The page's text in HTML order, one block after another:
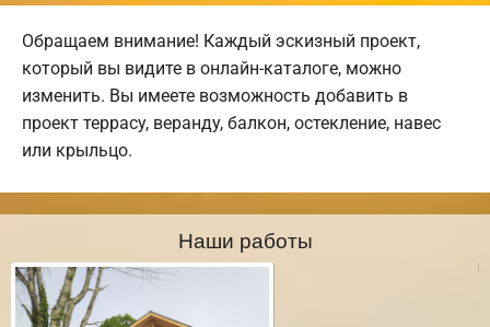
Обращаем внимание! Каждый эскизный проект,
который вы видите в онлайн-каталоге, можно
изменить. Вы имеете возможность добавить в
проект террасу, веранду, балкон, остекление, навес
или крыльцо.
Наши работы